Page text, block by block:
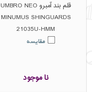
قلم بند آمبرو UMBRO NEO
MINUMUS SHINGUARDS
21035U-HMM
مقایسه
نا موجود